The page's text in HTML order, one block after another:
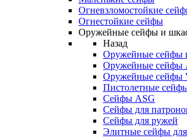
Огневзломостойкие
Огнестойкие сейфы
Оружейные сейфы и
Назад
Оружейные сейфы
Оружейные сейфы
Оружейные сейфы
Пистолетные
Сейфы ASG
Сейфы для
Сейфы для ружей
Элитные сейфы